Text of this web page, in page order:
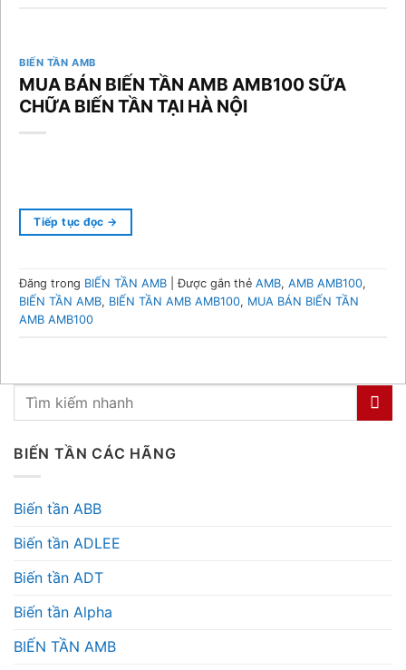
BIẾN TẦN CÁC HÃNG
Biến tần ABB
Biến tần ADLEE
Biến tần ADT
Biến tần Alpha
BIẾN TẦN AMB
BIẾN TẦN AMB
MUA BÁN BIẾN TẦN AMB AMB100 SỮA
CHỮA BIẾN TẦN TẠI HÀ NỘI
Tiếp tục đọc →
Đăng trong BIẾN TẦN AMB |Được gắn thẻ AMB, AMB AMB100,
BIẾN TẦN AMB, BIẾN TẦN AMB AMB100, MUA BÁN BIẾN TẦN
AMB AMB100